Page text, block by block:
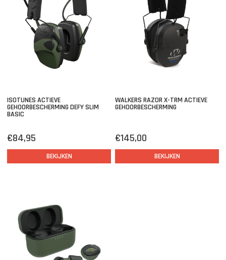
ISOTUNES ACTIEVE
GEHOORBESCHERMING DEFY SLIM
BASIC
€84,95
BEKIJKEN
WALKERS RAZOR X-TRM ACTIEVE
GEHOORBESCHERMING
€145,00
BEKIJKEN